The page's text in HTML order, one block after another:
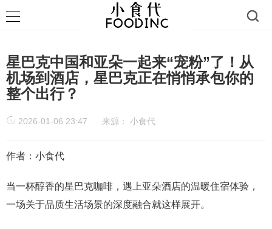
星巴克中国和亚朵一起来“宠粉”了！从
机场到酒店，星巴克正在悄悄承包你的
整个出行？
2026-01-06 23:47 来源： 小食代
作者：小食代
当一杯醇香的星巴克咖啡，遇上亚朵酒店的温暖住宿体验，
一场关于品质生活场景的深度融合就这样展开。